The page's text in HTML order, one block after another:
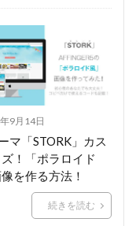
9月14日
マ「STORK」カス
！「ポラロイド
を作る方法！
続きを読む